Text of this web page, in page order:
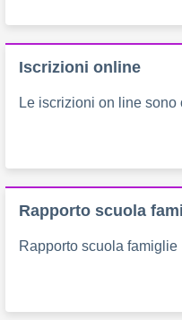
Iscrizioni online
Le iscrizioni on line
Rapporto scuola
Rapporto scuola famiglie